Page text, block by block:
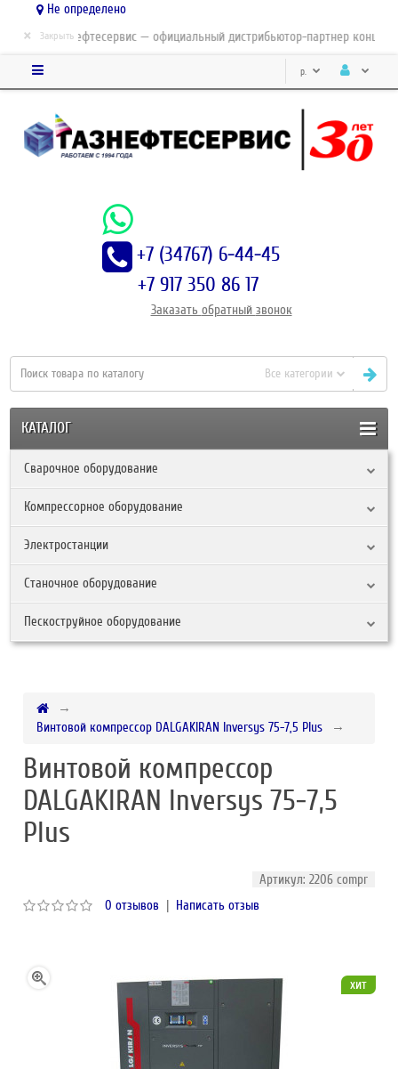
Не определено
ЗАО Газнефтесервис — официальный дистрибьютор-партнер концерна
× Закрыть
р.
+7 (34767) 6-44-45
+7 917 350 86 17
Заказать обратный звонок
Все категории
КАТАЛОГ
Сварочное оборудование
Компрессорное оборудование
Электростанции
Станочное оборудование
Пескоструйное оборудование
Винтовой компрессор DALGAKIRAN Inversys 75-7,5 Plus
Винтовой компрессор
DALGAKIRAN Inversys 75-7,5
Plus
Артикул: 2206 compr
0 отзывов | Написать отзыв
хит